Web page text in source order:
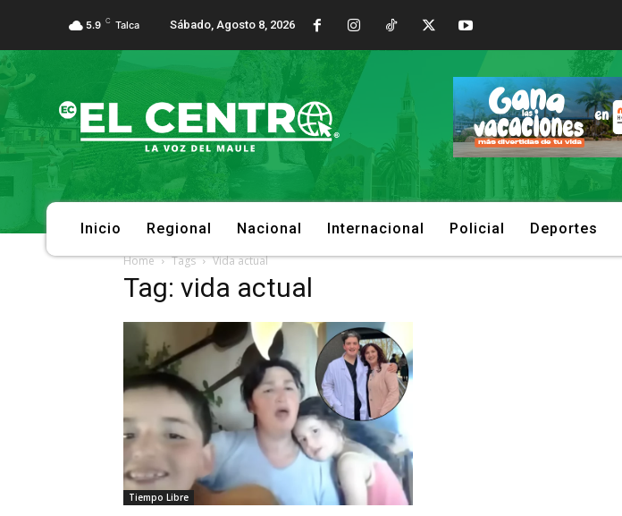
5.9 C Talca Sábado, Agosto 8, 2026
Inicio Regional Nacional Internacional Policial Deportes
Home Tags Vida actual
Tag: vida actual
Tiempo Libre